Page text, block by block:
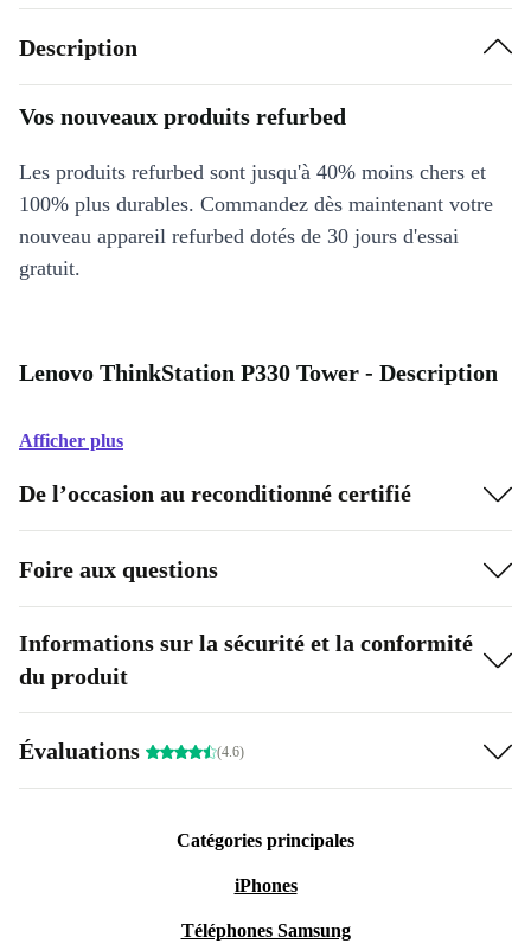
Description
Vos nouveaux produits refurbed
Les produits refurbed sont jusqu'à 40% moins chers et
100% plus durables. Commandez dès maintenant votre
nouveau appareil refurbed dotés de 30 jours d'essai
gratuit.
Lenovo ThinkStation P330 Tower - Description
Afficher plus
De l’occasion au reconditionné certifié
Foire aux questions
Informations sur la sécurité et la conformité
du produit
Évaluations (4.6)
Catégories principales
iPhones
Téléphones Samsung